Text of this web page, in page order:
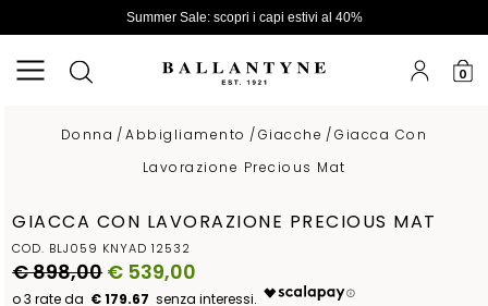
Summer Sale: scopri i capi estivi al 40%
0
Donna /Abbigliamento /Giacche /Giacca Con
Lavorazione Precious Mat
GIACCA CON LAVORAZIONE PRECIOUS MAT
COD. BLJ059 KNYAD 12532
€ 898,00€ 539,00
€ 179.67